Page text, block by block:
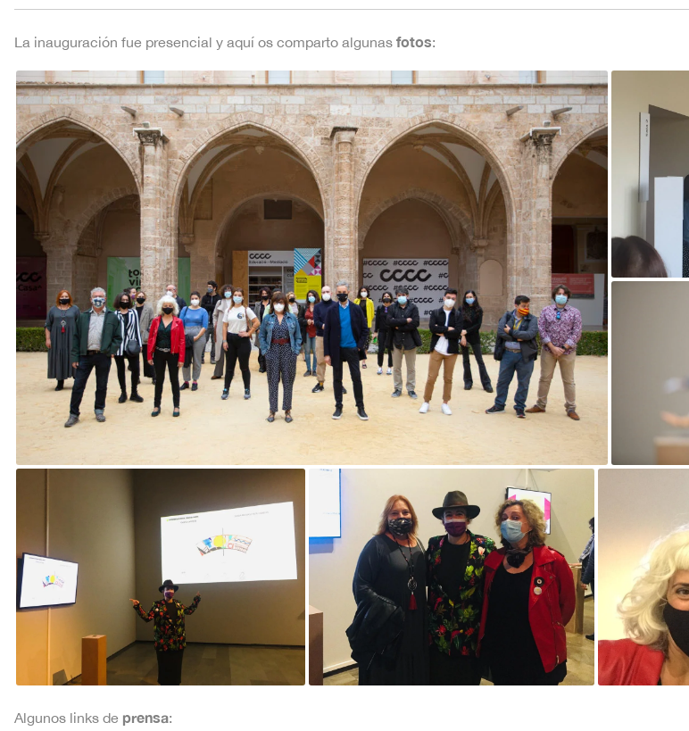
La inauguración fue presencial y aquí os comparto algunas fotos:
Algunos links de prensa: